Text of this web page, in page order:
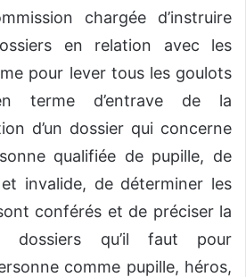
chargée d’instruire
en relation avec les
pour lever tous les goulots
en terme d’entrave de la
d’un dossier qui concerne
qualifiée de pupille, de
invalide, de déterminer les
conférés et de préciser la
dossiers qu’il faut pour
comme pupille, héros,